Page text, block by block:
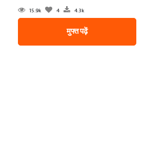
15.9k 4 4.3k
मुफ्त पढ़ें